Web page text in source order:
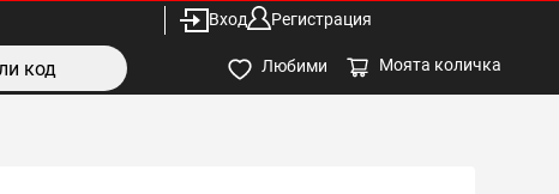
Вход Регистрация
Любими Моята количка